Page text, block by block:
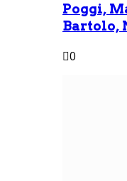
Poggi,
Bartolo,
0